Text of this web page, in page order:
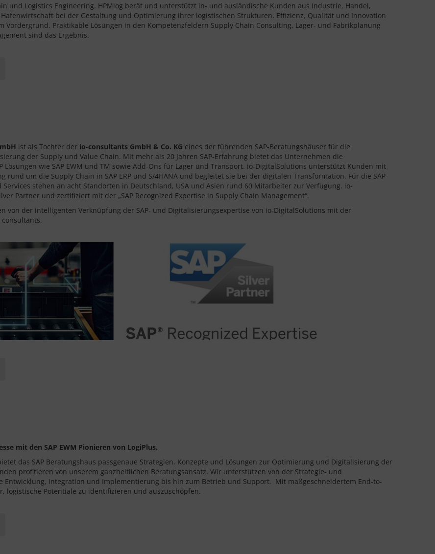
und Logistics Engineering. HPMlog berät und unterstützt in- und ausländische Kunden aus Industrie, Handel,
bei der Gestaltung und Optimierung ihrer logistischen Strukturen. Effizienz, Qualität und Innovation
Vordergrund. Praktikable Lösungen in den Kompetenzfeldern Supply Chain Consulting, Lager- und Fabrikplanung
sind das Ergebnis.
ist als Tochter der io-consultants GmbH & Co. KG eines der führenden SAP-Beratungshäuser für die
der Supply und Value Chain. Mit mehr als 20 Jahren SAP-Erfahrung bietet das Unternehmen die
Lösungen wie SAP EWM und TM sowie Add-Ons für Lager und Transport. io-DigitalSolutions unterstützt Kunden mit
rund um die Supply Chain in SAP ERP und S/4HANA und begleitet sie bei der digitalen Transformation. Für die SAP-
stehen an acht Standorten in Deutschland, USA und Asien rund 60 Mitarbeiter zur Verfügung. io-
Partner und zertifiziert mit der „SAP Recognized Expertise in Supply Chain Management“.
von der intelligenten Verknüpfung der SAP- und Digitalisierungsexpertise von io-DigitalSolutions mit der
mit den SAP EWM Pionieren von LogiPlus.
das SAP Beratungshaus passgenaue Strategien, Konzepte und Lösungen zur Optimierung und Digitalisierung der
profitieren von unserem ganzheitlichen Beratungsansatz. Wir unterstützen von der Strategie- und
Entwicklung, Integration und Implementierung bis hin zum Betrieb und Support. Mit maßgeschneidertem End-to-
logistische Potentiale zu identifizieren und auszuschöpfen.